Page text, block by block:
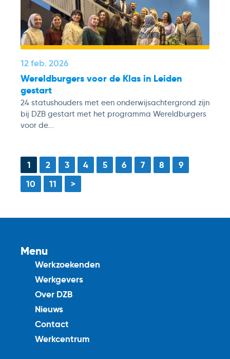
12 feb. 2026
Wereldburgers voor de Klas in Leiden
gestart
24 statushouders met een onderwijsachtergrond zijn
bij DZB gestart met het programma Wereldburgers
voor de...
1 2 3 4 5 6 7 8
9
10
11 >
Menu
Werkzoekenden
Werkgevers
Over DZB
Nieuws
Contact
Werkcentrum